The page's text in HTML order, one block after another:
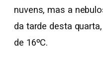
nuvens, mas a
da tarde desta
de 16ºC.